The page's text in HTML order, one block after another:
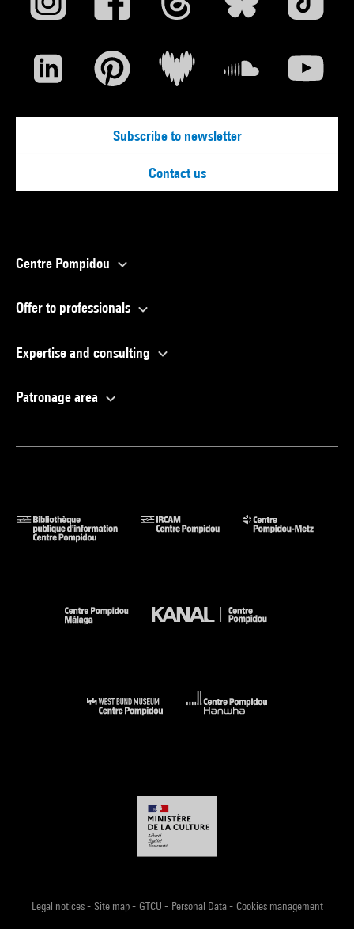
Subscribe to newsletter
Contact us
Centre Pompidou
Offer to professionals
Expertise and consulting
Patronage area
Legal notices- Site map- GTCU - Personal Data- Cookies management